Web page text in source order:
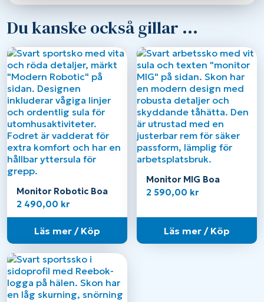
Du kanske också gillar …
Monitor Robotic Boa
2 490,00 kr
Läs mer / Köp
Monitor MIG Boa
2 590,00 kr
Läs mer / Köp